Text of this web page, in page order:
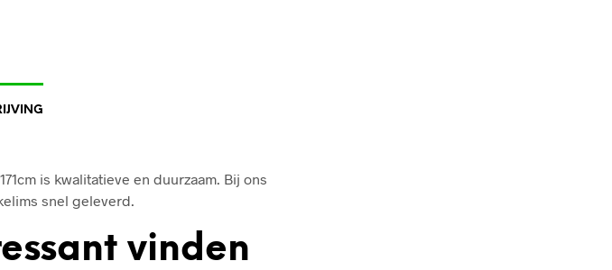
is kwalitatieve en duurzaam. Bij ons
snel geleverd.
vinden